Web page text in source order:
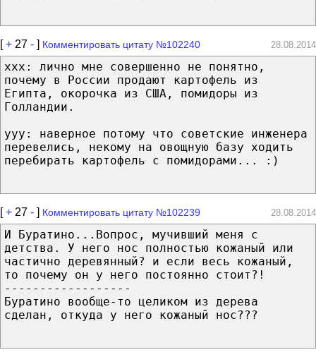
[+ 27 - ] Комментировать цитату №102240 28.08.2014
xxx: лично мне совершенно не понятно,
почему в России продают картофель из
Египта, окорочка из США, помидоры из
Голландии.
yyy: наверное потому что советские инженера
перевелись, некому на овощную базу ходить
перебирать картофель с помидорами... :)
[+ 27 - ] Комментировать цитату №102239 28.08.2014
И Буратино...Вопрос, мучивший меня с
детства. У него нос полностью кожаный или
частично деревянный? и если весь кожаный,
то почему он у него постоянно стоит?!
------------------
Буратино вообще-то целиком из дерева
сделан, откуда у него кожаный нос???